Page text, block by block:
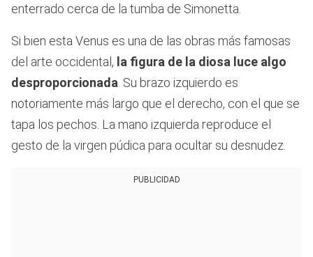
enterrado cerca de la tumba de Simonetta.
Si bien esta Venus es una de las obras más famosas
del arte occidental, la figura de la diosa luce algo
desproporcionada . Su brazo izquierdo es
notoriamente más largo que el derecho, con el que se
tapa los pechos. La mano izquierda reproduce el
gesto de la virgen púdica para ocultar su desnudez.
PUBLICIDAD